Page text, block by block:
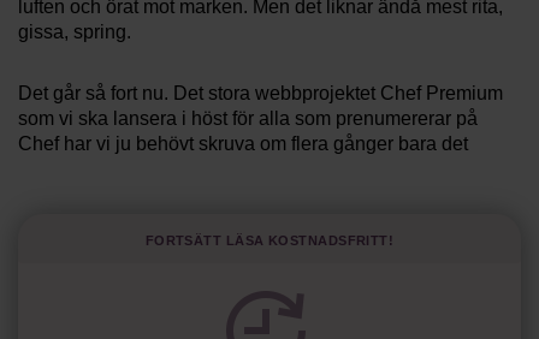
luften och örat mot marken. Men det liknar ändå mest rita,
gissa, spring.
Det går så fort nu. Det stora webbprojektet Chef Premium
som vi ska lansera i höst för alla som prenumererar på
Chef har vi ju behövt skruva om flera gånger bara det
känns ju nästan absurt.
om det omöjliga i att ens göra affärsplaner.
Den tidigare chefsdesignern på Facebook, Paul Adams, sa
Fortsätt läsa kostnadsfritt!